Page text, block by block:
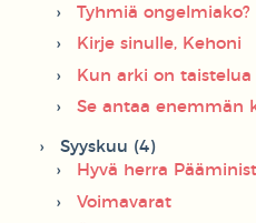
Tyhmiä ongelmiako?
Kirje sinulle, Kehoni
Kun arki on taistelua
Se antaa enemmän
Syyskuu (4)
Hyvä herra
Voimavarat